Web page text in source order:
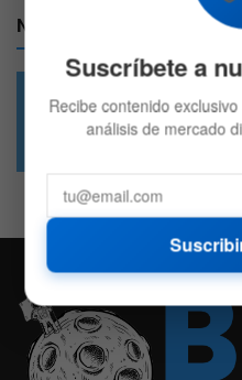
Nuestras Redes:
49.6k
Suscríbete a
Recibe contenido
análisis de mercado